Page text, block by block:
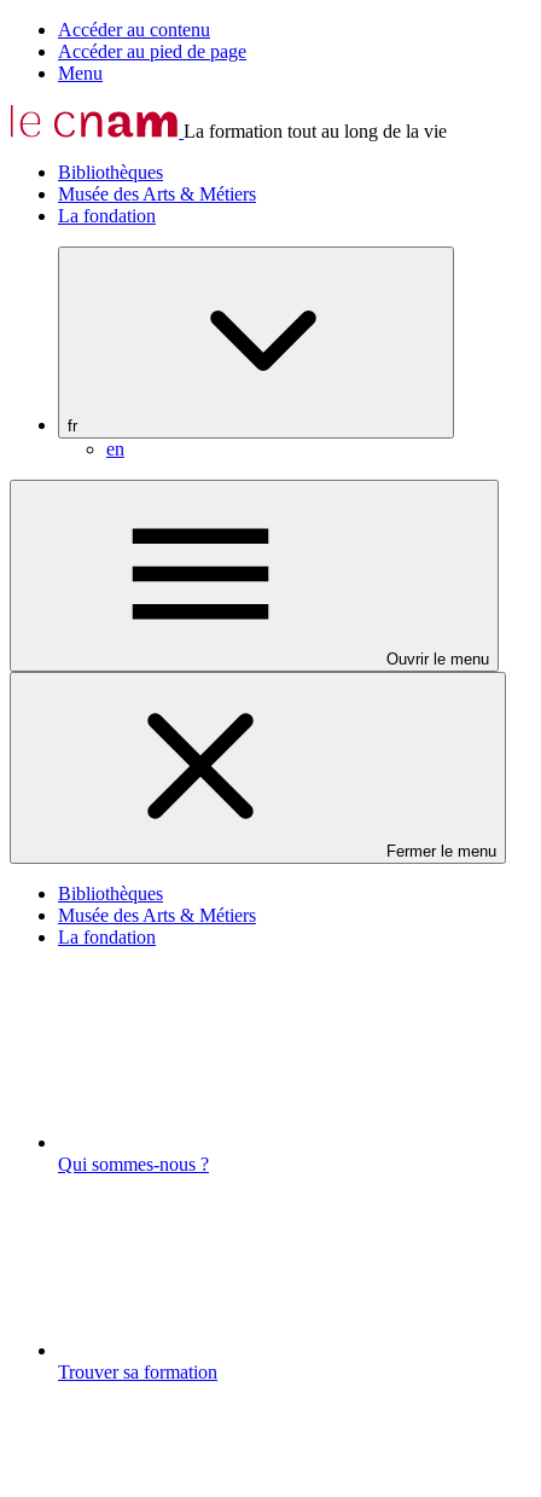
Accéder au contenu
Accéder au pied de page
Menu
La formation tout au long de la vie
Bibliothèques
Musée des Arts & Métiers
La fondation
fr
en
Ouvrir le menu
Fermer le menu
Bibliothèques
Musée des Arts & Métiers
La fondation
Qui sommes-nous ?
Trouver sa formation